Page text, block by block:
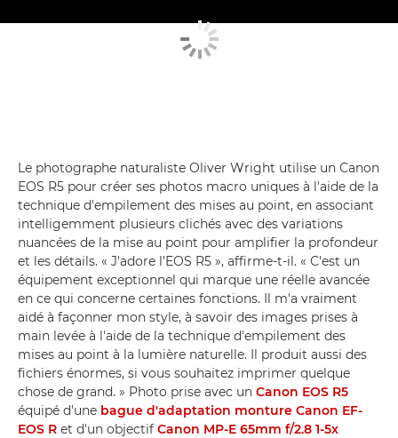
Le photographe naturaliste Oliver Wright utilise un Canon
EOS R5 pour créer ses photos macro uniques à l'aide de la
technique d'empilement des mises au point, en associant
intelligemment plusieurs clichés avec des variations
nuancées de la mise au point pour amplifier la profondeur
et les détails. « J'adore l'EOS R5 », affirme-t-il. « C'est un
équipement exceptionnel qui marque une réelle avancée
en ce qui concerne certaines fonctions. Il m'a vraiment
aidé à façonner mon style, à savoir des images prises à
main levée à l'aide de la technique d'empilement des
mises au point à la lumière naturelle. Il produit aussi des
fichiers énormes, si vous souhaitez imprimer quelque
chose de grand. » Photo prise avec un Canon EOS R5
équipé d'une bague d'adaptation monture Canon EF-
EOS R et d'un objectif Canon MP-E 65mm f/2.8 1-5x